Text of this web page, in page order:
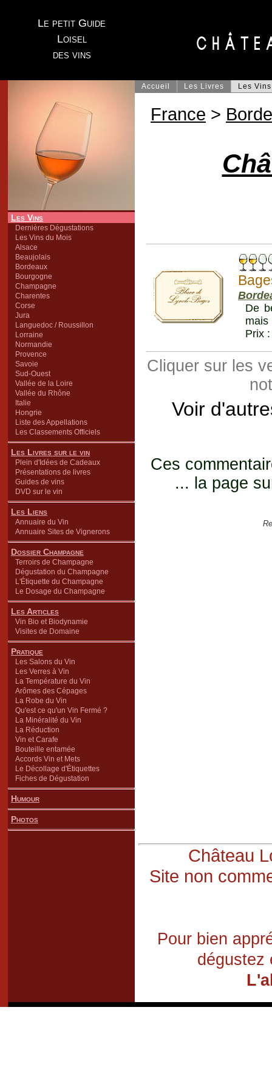
Le petit Guide
Loisel
des vins
Les Vins
Dernières Dégustations
Les Vins du Mois
Alsace
Beaujolais
Bordeaux
Bourgogne
Champagne
Charentes
Corse
Jura
Languedoc / Roussillon
Lorraine
Normandie
Provence
Savoie
Sud-Ouest
Vallée de la Loire
Vallée du Rhône
Italie
Hongrie
Liste des Appellations
Les Classements Officiels
Les Livres sur le vin
Plein d'Idées de Cadeaux
Présentations de livres
Guides de vins
DVD sur le vin
Les Liens
Annuaire du Vin
Annuaire Sites de Vignerons
Dossier Champagne
Terroirs de Champagne
Dégustation du Champagne
L'Étiquette du Champagne
Le Dosage du Champagne
Les Articles
Vin Bio et Biodynamie
Visites de Domaine
Pratique
Les Salons du Vin
Les Verres à Vin
La Température du Vin
Arômes des Cépages
La Robe du Vin
Qu'est ce qu'un Vin Fermé ?
La Minéralité du Vin
La Réduction
Vin et Carafe
Bouteille entamée
Accords Vin et Mets
Le Décollage d'Étiquettes
Fiches de Dégustation
Humour
Photos
Accueil Les Livres Les Vins
France >
De
mais
Prix
Cliquer sur les
Voir
Ces
... la page
Château
Site non
Pour bien
dégustez